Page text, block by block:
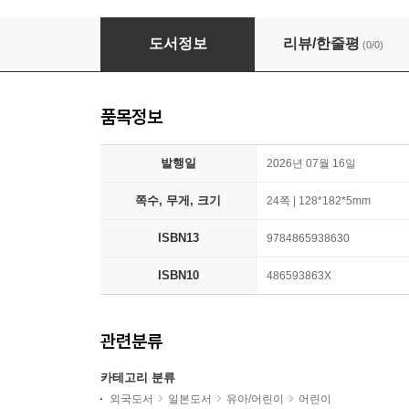
SuicaのペンギンシールBOOK いつもの暮らし
도서정보 리뷰/한줄평 (0/0)
품목정보
발행일 2026년 07월 16일
쪽수, 무게, 크기 24쪽 | 128*182*5mm
ISBN13 9784865938630
ISBN10 486593863X
관련분류
카테고리 분류
외국도서 일본도서 유아/어린이
어린이